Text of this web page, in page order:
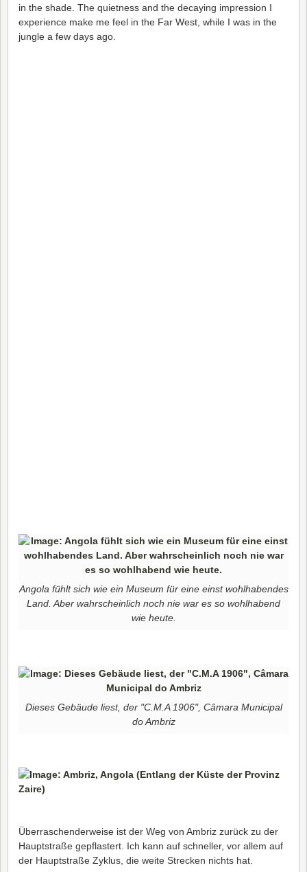
in the shade. The quietness and the decaying impression I
experience make me feel in the Far West, while I was in the
jungle a few days ago.
Angola fühlt sich wie ein Museum für eine einst wohlhabendes
Land. Aber wahrscheinlich noch nie war es so wohlhabend
wie heute.
Dieses Gebäude liest, der "C.M.A 1906", Câmara Municipal
do Ambriz
Überraschenderweise ist der Weg von Ambriz zurück zu der
Hauptstraße gepflastert. Ich kann auf schneller, vor allem auf
der Hauptstraße Zyklus, die weite Strecken nichts hat.